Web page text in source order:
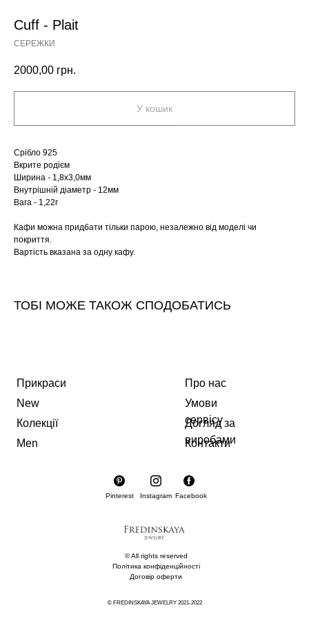
Cuff - Plait
СЕРЕЖКИ
2000,00 грн.
У кошик
Срібло 925
Вкрите родієм
Ширина - 1,8х3,0мм
Внутрішній діаметр - 12мм
Вага - 1,22г
Кафи можна придбати тільки парою, незалежно від моделі чи
покриття.
Вартість вказана за одну кафу.
ТОБІ МОЖЕ ТАКОЖ СПОДОБАТИСЬ
Pinterest Instagram
Прикраси
New
Колекції
Men
Про нас
Умови
сервісу
Догляд за
виробами
© All rights reserved
Політика конфіденційності
Договір оферти
© FREDINSKAYA JEWELRY 2021-2022
Facebook
Контакти